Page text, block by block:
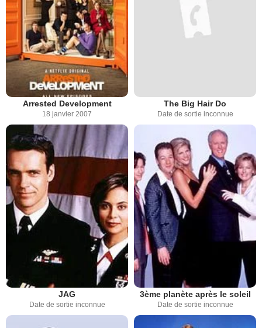
Arrested Development
18 janvier 2007
The Big Hair Do
Date de sortie inconnue
JAG
Date de sortie inconnue
3ème planète après le soleil
Date de sortie inconnue